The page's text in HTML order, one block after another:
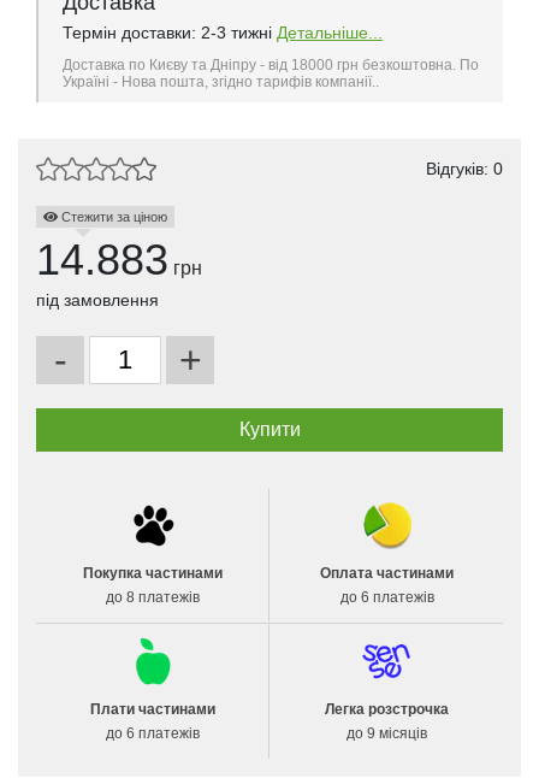
Термін доставки: 2-3 тижні Детальніше...
Доставка по Києву та Дніпру - від 18000 грн безкоштовна. По
Україні - Нова пошта, згідно тарифів компанії..
Відгуків: 0
Стежити за ціною
14.883 грн
під замовлення
- +
Покупка частинами
до 8 платежів
Оплата частинами
до 6 платежів
Плати частинами
до 6 платежів
Легка розстрочка
до 9 місяців